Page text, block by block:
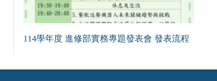
114學年度 進修部實務專題發表會 發表流程